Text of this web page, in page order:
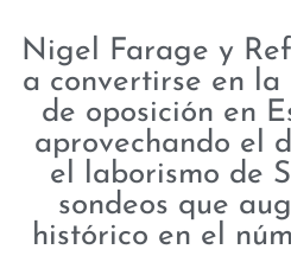
Nigel Farage y
a convertirse en
de oposición en
aprovechando el
el laborismo de
sondeos que
histórico en el